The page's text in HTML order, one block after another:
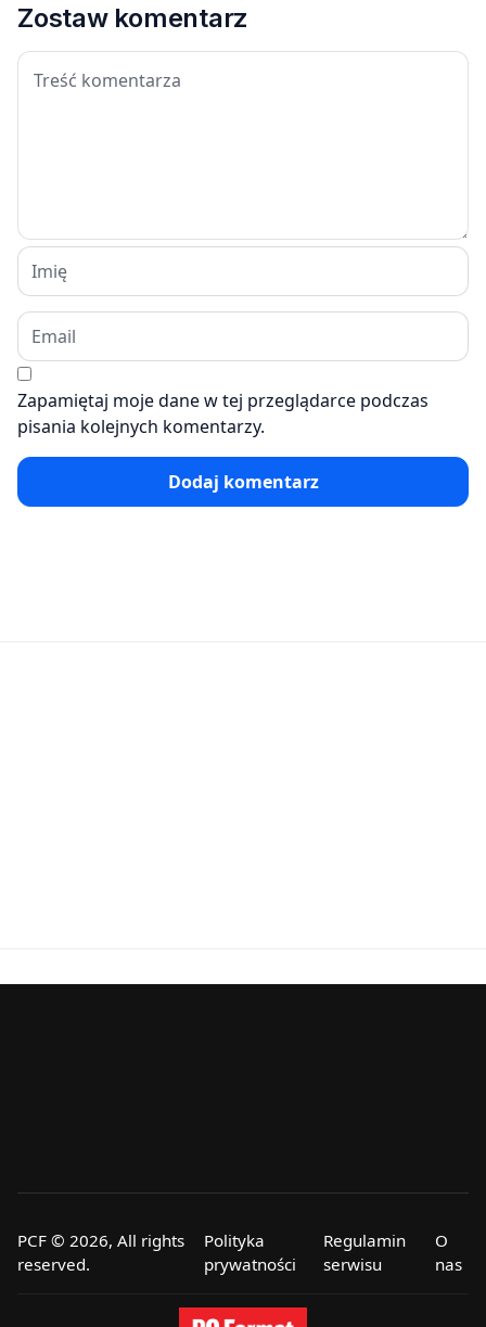
Zostaw komentarz
Zapamiętaj moje dane w tej przeglądarce podczas
pisania kolejnych komentarzy.
Dodaj komentarz
PCF © 2026, All rights
reserved.
Polityka
prywatności
Regulamin
serwisu
O
nas